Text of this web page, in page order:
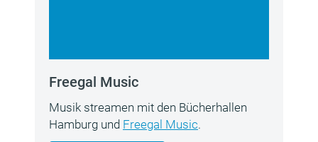
Freegal Music
Musik streamen mit den Bücherhallen
Hamburg und Freegal Music.